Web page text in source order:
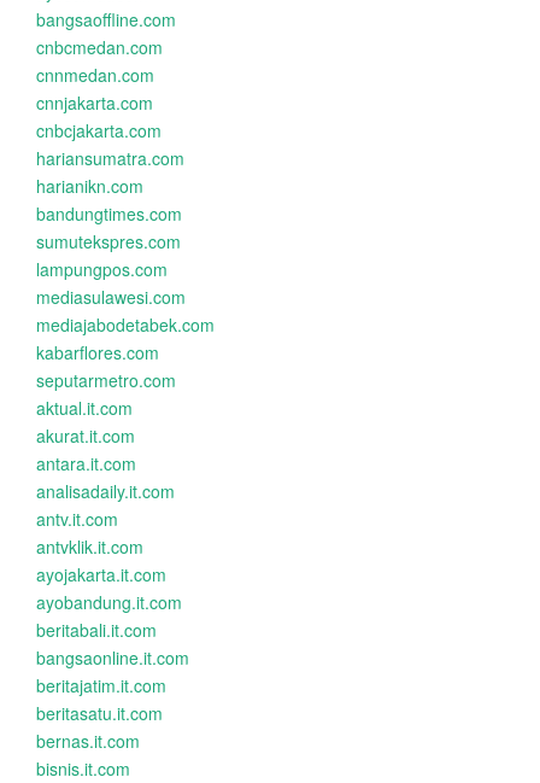
bangsaoffline.com
cnbcmedan.com
cnnmedan.com
cnnjakarta.com
cnbcjakarta.com
hariansumatra.com
harianikn.com
bandungtimes.com
sumutekspres.com
lampungpos.com
mediasulawesi.com
mediajabodetabek.com
kabarflores.com
seputarmetro.com
aktual.it.com
akurat.it.com
antara.it.com
analisadaily.it.com
antv.it.com
antvklik.it.com
ayojakarta.it.com
ayobandung.it.com
beritabali.it.com
bangsaonline.it.com
beritajatim.it.com
beritasatu.it.com
bernas.it.com
bisnis.it.com